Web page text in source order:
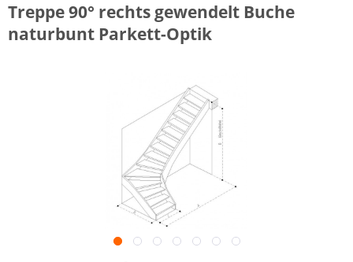
Treppe 90° rechts gewendelt Buche
naturbunt Parkett-Optik